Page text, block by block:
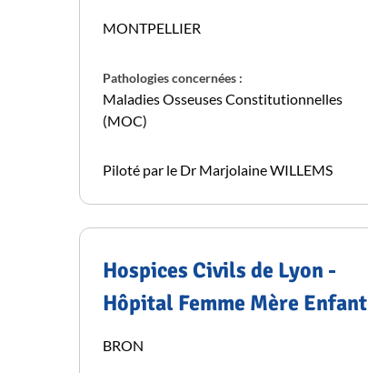
MONTPELLIER
Pathologies concernées :
Maladies Osseuses Constitutionnelles
(MOC)
Piloté par le Dr Marjolaine WILLEMS
Hospices Civils de Lyon -
Hôpital Femme Mère Enfant
BRON